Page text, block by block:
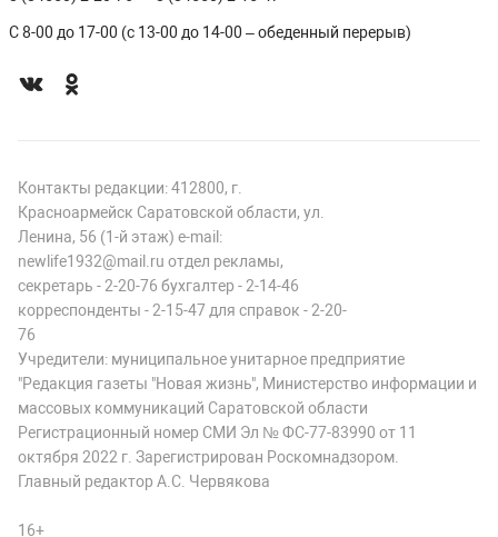
С 8-00 до 17-00 (с 13-00 до 14-00 – обеденный перерыв)
Контакты редакции: 412800, г.
Красноармейск Саратовской области, ул.
Ленина, 56 (1-й этаж) e-mail:
newlife1932@mail.ru отдел рекламы,
секретарь - 2-20-76 бухгалтер - 2-14-46
корреспонденты - 2-15-47 для справок - 2-20-
76
Учредители: муниципальное унитарное предприятие
"Редакция газеты "Новая жизнь", Министерство информации и
массовых коммуникаций Саратовской области
Регистрационный номер СМИ Эл № ФС-77-83990 от 11
октября 2022 г. Зарегистрирован Роскомнадзором.
Главный редактор А.С. Червякова
16+